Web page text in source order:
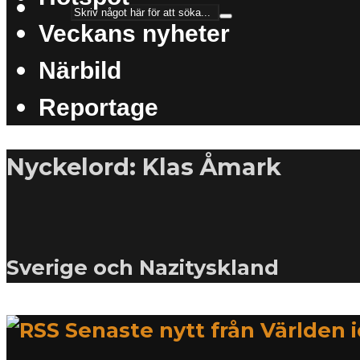
Veckans nyheter
Närbild
Reportage
Nyckelord: Klas Åmark
Sverige och Nazityskland
Senaste nytt från Världen